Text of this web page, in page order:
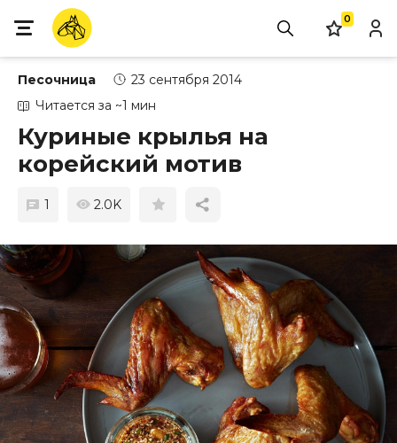
0
Песочница
23 сентября 2014
Читается за ~1 мин
Куриные крылья на
корейский мотив
1 2.0K